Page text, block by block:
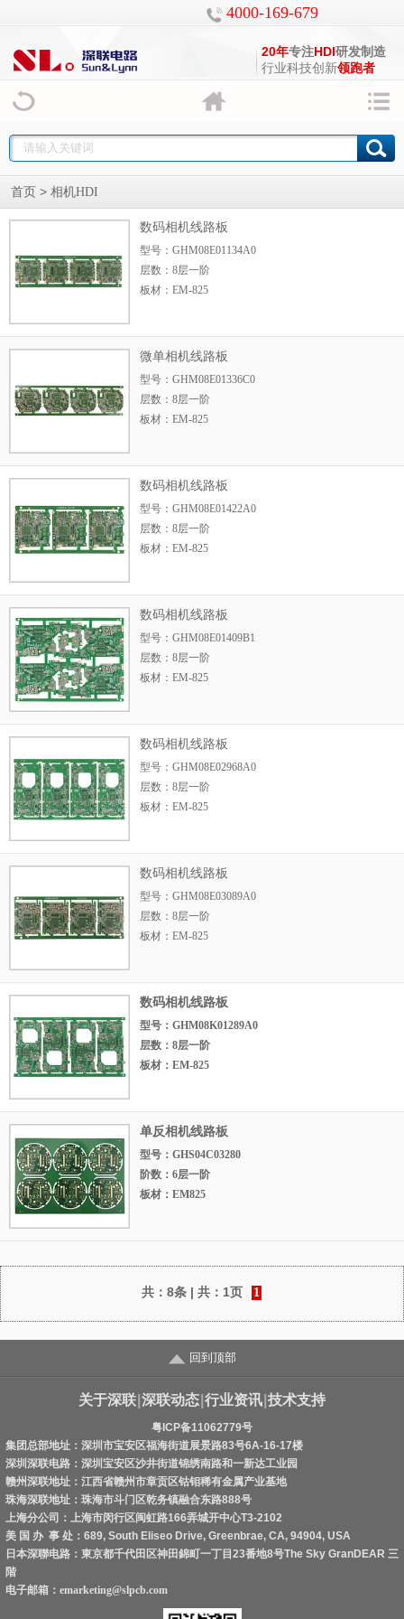
4000-169-679
20年专注HDI研发制造
行业科技创新领跑者
首页 > 相机HDI
数码相机线路板
型号：GHM08E01134A0
层数：8层一阶
板材：EM-825
微单相机线路板
型号：GHM08E01336C0
层数：8层一阶
板材：EM-825
数码相机线路板
型号：GHM08E01422A0
层数：8层一阶
板材：EM-825
数码相机线路板
型号：GHM08E01409B1
层数：8层一阶
板材：EM-825
数码相机线路板
型号：GHM08E02968A0
层数：8层一阶
板材：EM-825
数码相机线路板
型号：GHM08E03089A0
层数：8层一阶
板材：EM-825
数码相机线路板
型号：GHM08K01289A0
层数：8层一阶
板材：EM-825
单反相机线路板
型号：GHS04C03280
阶数：6层一阶
板材：EM825
共： 8条| 共： 1页 1
回到顶部
关于深联 深联动态 行业资讯 技术支持
粤ICP备11062779号
集团总部地址：深圳市宝安区福海街道展景路83号6A-16-17楼
深圳深联电路：深圳宝安区沙井街道锦绣南路和一新达工业园
赣州深联地址：江西省赣州市章贡区钴钼稀有金属产业基地
珠海深联地址：珠海市斗门区乾务镇融合东路888号
上海分公司：上海市闵行区闽虹路166弄城开中心T3-2102
美 国 办 事 处：689, South Eliseo Drive, Greenbrae, CA, 94904, USA
日本深聯电路：東京都千代田区神田錦町一丁目23番地8号The Sky GranDEAR 三
階
电子邮箱： emarketing@slpcb.com